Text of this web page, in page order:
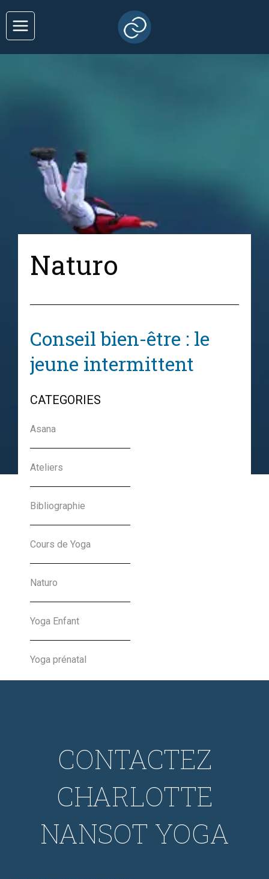
Naturo
Conseil bien-être : le
jeune intermittent
Charlotte Nansot
15-04-2022
Conseil Détox : La Sève
de Bouleau
Charlotte Nansot
04-04-2022
CATEGORIES
Asana
Ateliers
Bibliographie
Cours de Yoga
Naturo
Yoga Enfant
Yoga prénatal
CONTACTEZ
CHARLOTTE
NANSOT YOGA